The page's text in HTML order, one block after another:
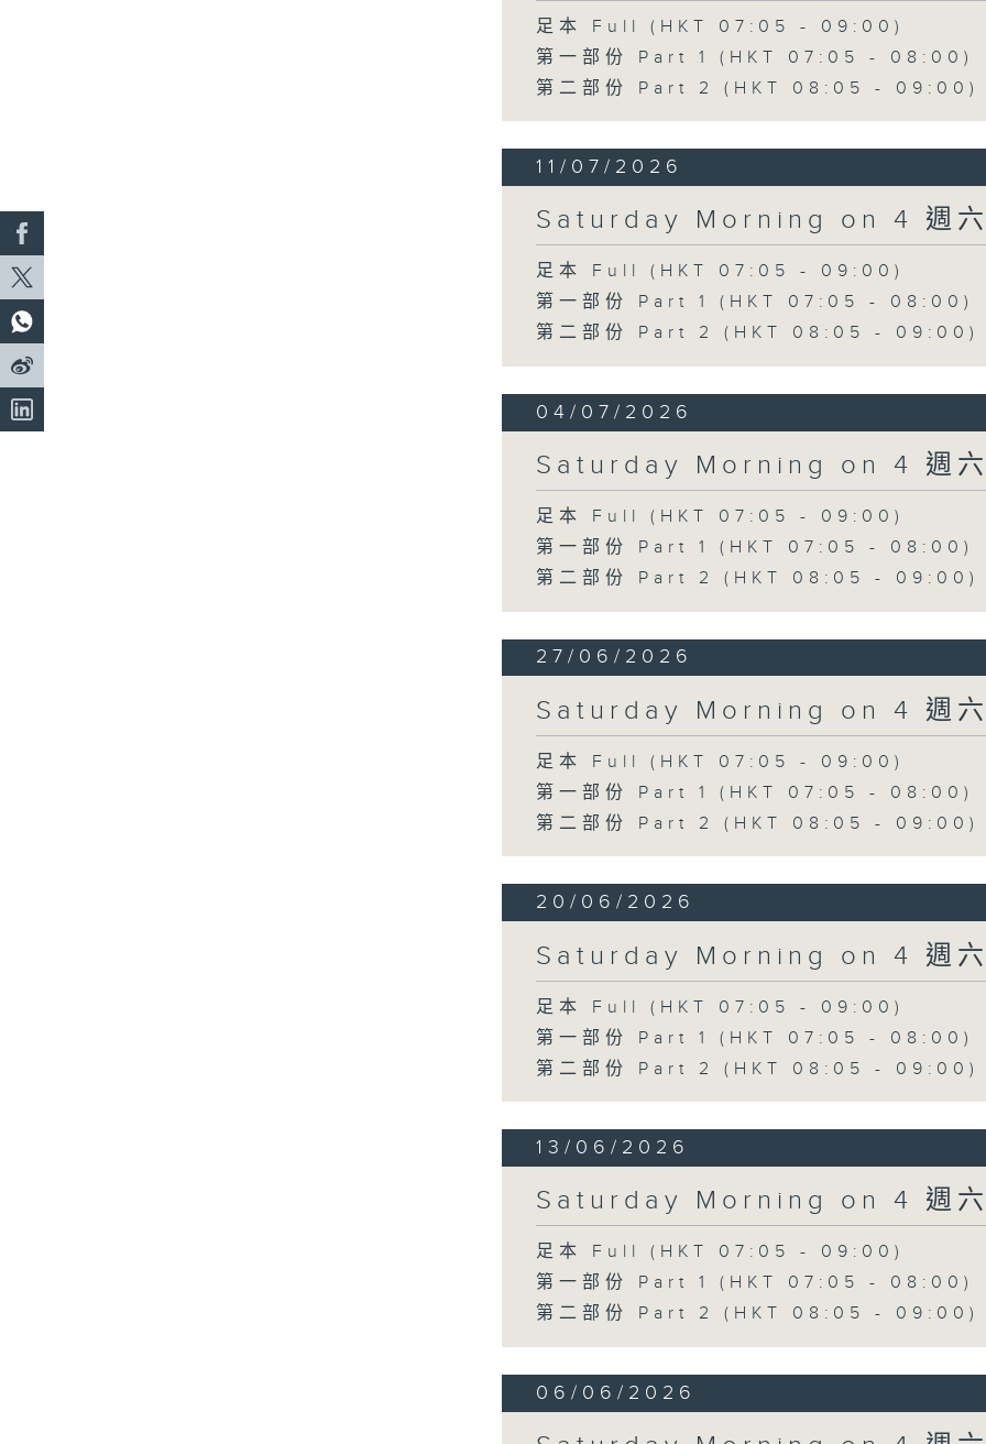
足本 Full (HKT 07:05 - 09:00)
第一部份 Part 1 (HKT 07:05 - 08:00)
第二部份 Part 2 (HKT 08:05 - 09:00)
11/07/2026
Saturday Morning on 4 週六
足本 Full (HKT 07:05 - 09:00)
第一部份 Part 1 (HKT 07:05 - 08:00)
第二部份 Part 2 (HKT 08:05 - 09:00)
04/07/2026
Saturday Morning on 4 週六
足本 Full (HKT 07:05 - 09:00)
第一部份 Part 1 (HKT 07:05 - 08:00)
第二部份 Part 2 (HKT 08:05 - 09:00)
27/06/2026
Saturday Morning on 4 週六
足本 Full (HKT 07:05 - 09:00)
第一部份 Part 1 (HKT 07:05 - 08:00)
第二部份 Part 2 (HKT 08:05 - 09:00)
20/06/2026
Saturday Morning on 4 週六
足本 Full (HKT 07:05 - 09:00)
第一部份 Part 1 (HKT 07:05 - 08:00)
第二部份 Part 2 (HKT 08:05 - 09:00)
13/06/2026
Saturday Morning on 4 週六
足本 Full (HKT 07:05 - 09:00)
第一部份 Part 1 (HKT 07:05 - 08:00)
第二部份 Part 2 (HKT 08:05 - 09:00)
06/06/2026